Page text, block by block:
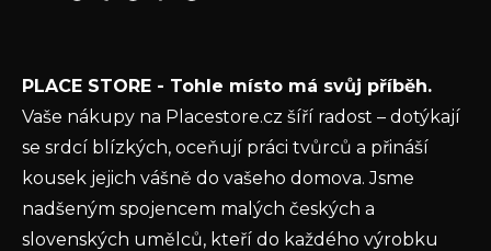
ochrany osobních údajů
PŘIHLÁSIT SE
PLACE STORE - Tohle místo má svůj příběh.
Vaše nákupy na Placestore.cz šíří radost – dotýkají
se srdcí blízkých, oceňují práci tvůrců a přináší
kousek jejich vášně do vašeho domova. Jsme
nadšeným spojencem malých českých a
slovenských umělců, kteří do každého výrobku